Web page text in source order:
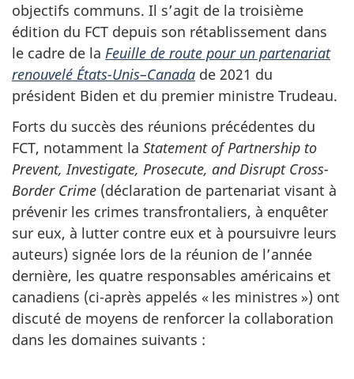
objectifs communs. Il s’agit de la troisième
édition du FCT depuis son rétablissement dans
le cadre de la Feuille de route pour un partenariat
renouvelé États-Unis–Canada de 2021 du
président Biden et du premier ministre Trudeau.
Forts du succès des réunions précédentes du
FCT, notamment la Statement of Partnership to
Prevent, Investigate, Prosecute, and Disrupt Cross-
Border Crime (déclaration de partenariat visant à
prévenir les crimes transfrontaliers, à enquêter
sur eux, à lutter contre eux et à poursuivre leurs
auteurs) signée lors de la réunion de l’année
dernière, les quatre responsables américains et
canadiens (ci-après appelés « les ministres ») ont
discuté de moyens de renforcer la collaboration
dans les domaines suivants :